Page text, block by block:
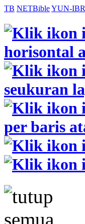
TB NETBibleYUN-IBR